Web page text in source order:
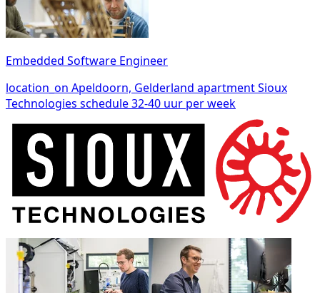
Embedded Software Engineer
location_on Apeldoorn, Gelderland apartmentSioux
Technologies schedule32-40 uur per week